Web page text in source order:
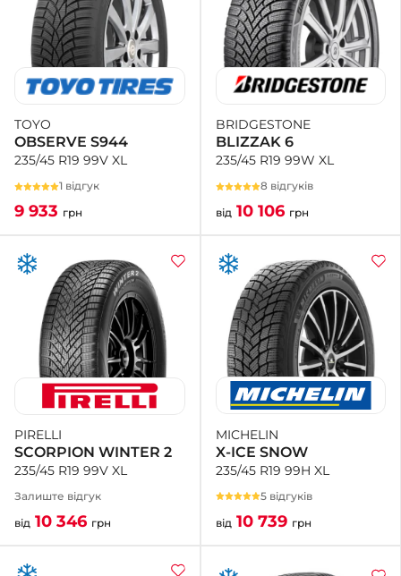
TOYO
OBSERVE S944
235/45 R19 99V XL
1 відгук
9 933 грн
BRIDGESTONE
BLIZZAK 6
235/45 R19 99W XL
8 відгуків
від 10 106 грн
PIRELLI
SCORPION WINTER 2
235/45 R19 99V XL
Залиште відгук
від 10 346 грн
MICHELIN
X-ICE SNOW
235/45 R19 99H XL
5 відгуків
від 10 739 грн